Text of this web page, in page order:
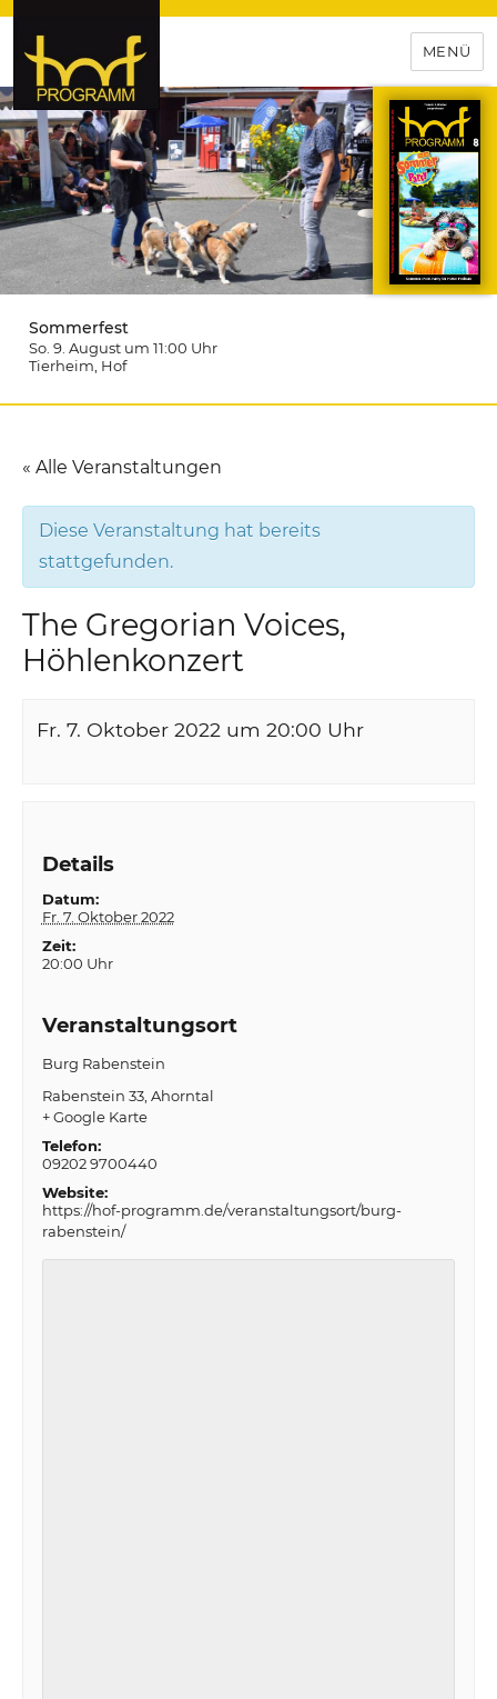
hof-programm – das
Veranstaltungsportal für
Hochfranken
MENÜ
Sommerfest
So. 9. August um 11:00 Uhr
Tierheim , Hof
« Alle Veranstaltungen
Diese Veranstaltung hat bereits
stattgefunden.
The Gregorian Voices,
Höhlenkonzert
Fr. 7. Oktober 2022 um 20:00 Uhr
Details
Datum:
Fr. 7. Oktober 2022
Zeit:
20:00 Uhr
Veranstaltungsort
Burg Rabenstein
Rabenstein 33 Ahorntal
+ Google Karte
Telefon:
09202 9700440
Website:
https://hof-programm.de/veranstaltungsort/burg-
rabenstein/